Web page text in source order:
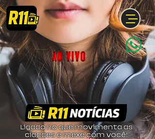
Ligado no que movimenta as
cidades e mexe com você!